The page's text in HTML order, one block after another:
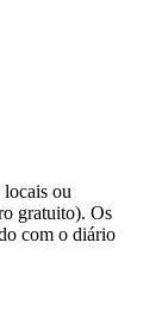
ou
gratuito). Os
com o diário